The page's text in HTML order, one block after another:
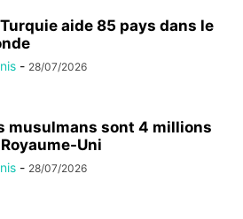
aide 85 pays dans le
- 28/07/2026
musulmans sont 4 millions
Uni
- 28/07/2026